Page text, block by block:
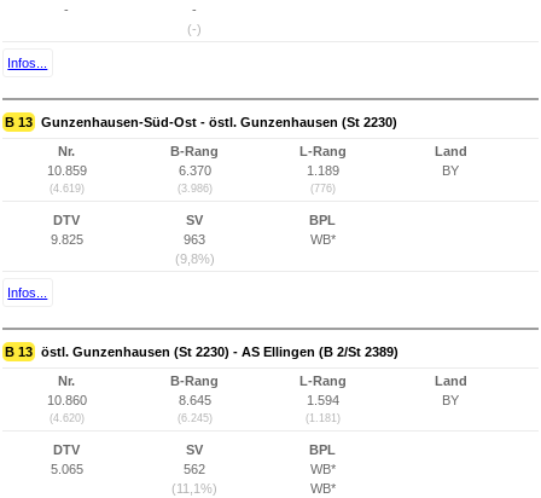
-
-
(-)
Infos...
B 13 Gunzenhausen-Süd-Ost - östl. Gunzenhausen (St 2230)
Nr.
10.859
(4.619)
B-Rang
6.370
(3.986)
L-Rang
1.189
(776)
Land
BY
DTV
9.825
SV
963
(9,8%)
BPL
WB*
Infos...
B 13 östl. Gunzenhausen (St 2230) - AS Ellingen (B 2/St 2389)
Nr.
10.860
(4.620)
B-Rang
8.645
(6.245)
L-Rang
1.594
(1.181)
Land
BY
DTV
5.065
SV
562
(11,1%)
BPL
WB*
WB*